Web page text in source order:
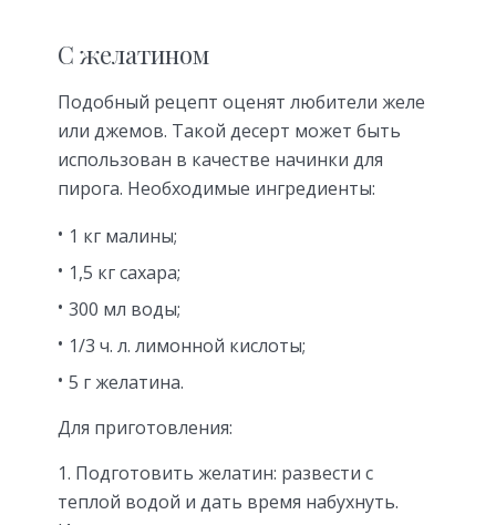
С желатином
Подобный рецепт оценят любители желе
или джемов. Такой десерт может быть
использован в качестве начинки для
пирога. Необходимые ингредиенты:
1 кг малины;
1,5 кг сахара;
300 мл воды;
1/3 ч. л. лимонной кислоты;
5 г желатина.
Для приготовления:
Подготовить желатин: развести с
теплой водой и дать время набухнуть.